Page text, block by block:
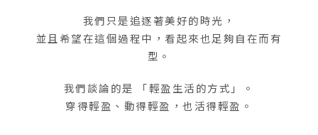
我們只是追逐著美好的時光，
並且希望在這個過程中，看起來也足夠自在而有
型。
我們談論的是 「輕盈生活的方式」。
穿得輕盈、動得輕盈，也活得輕盈。